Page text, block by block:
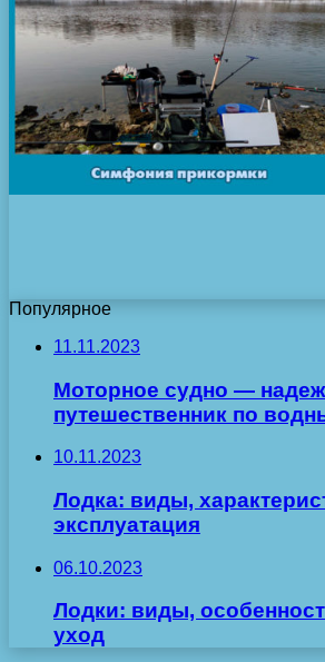
Популярное
11.11.2023
Моторное судно —
путешественник по
10.11.2023
Лодка: виды,
эксплуатация
06.10.2023
Лодки: виды,
уход